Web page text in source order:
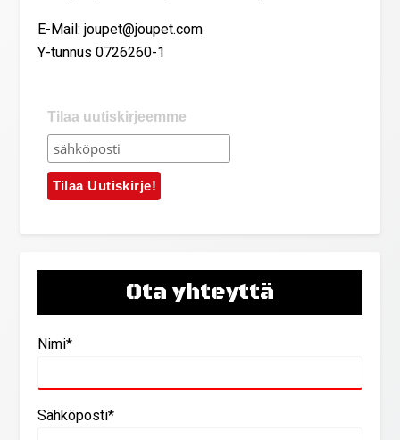
E-Mail: joupet@joupet.com
Y-tunnus 0726260-1
Tilaa uutiskirjeemme
Ota yhteyttä
Nimi*
Sähköposti*